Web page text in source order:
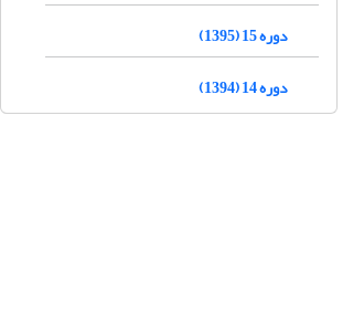
دوره 15 (1395)
دوره 14 (1394)